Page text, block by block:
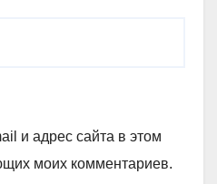
и адрес сайта в этом
моих комментариев.